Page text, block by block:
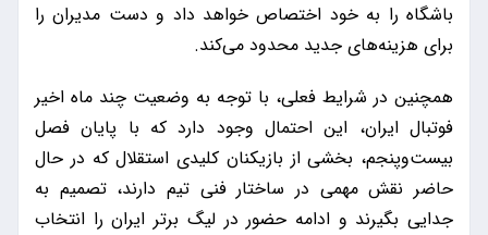
باشگاه را به خود اختصاص خواهد داد و دست مدیران را
برای هزینه‌های جدید محدود می‌کند.
همچنین در شرایط فعلی، با توجه به وضعیت چند ماه اخیر
فوتبال ایران، این احتمال وجود دارد که با پایان فصل
بیست‌وپنجم، بخشی از بازیکنان کلیدی استقلال که در حال
حاضر نقش مهمی در ساختار فنی تیم دارند، تصمیم به
جدایی بگیرند و ادامه حضور در لیگ برتر ایران را انتخاب